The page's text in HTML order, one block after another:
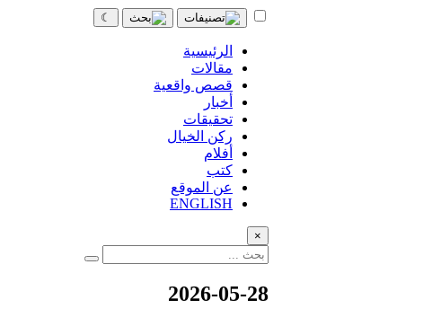
☾
الرئيسية
مقالات
قصص واقعية
أخبار
تحقيقات
ركن الخيال
أفلام
كتب
عن الموقع
ENGLISH
×
2026-05-28